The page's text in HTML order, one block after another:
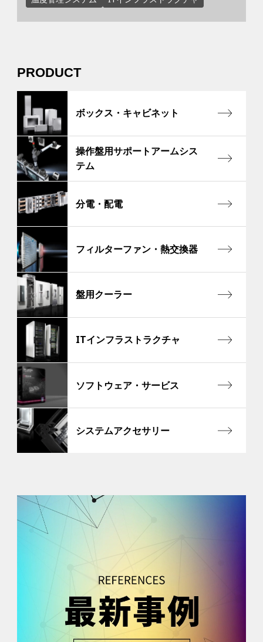
PRODUCT
ボックス・キャビネット
操作盤用サポートアームシス
テム
分電・配電
フィルターファン・熱交換器
盤用クーラー
ITインフラストラクチャ
ソフトウェア・サービス
システムアクセサリー